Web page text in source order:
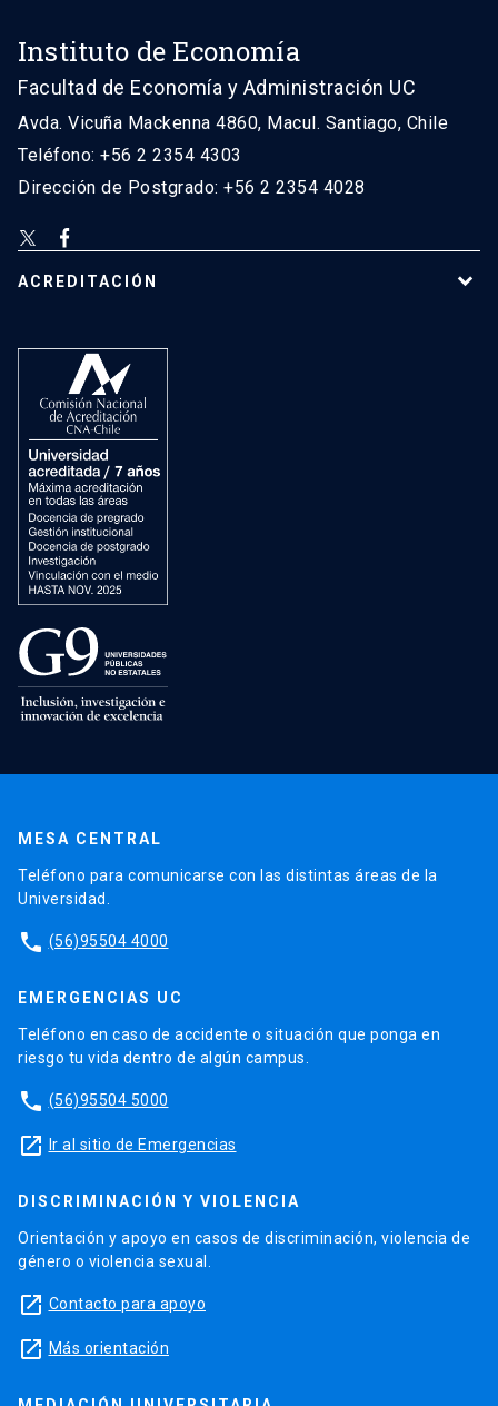
Instituto de Economía
Facultad de Economía y Administración UC
Avda. Vicuña Mackenna 4860, Macul. Santiago, Chile
Teléfono: +56 2 2354 4303
Dirección de Postgrado: +56 2 2354 4028
ACREDITACIÓN
MESA CENTRAL
Teléfono para comunicarse con las distintas áreas de la
Universidad.
phone (56)95504 4000
EMERGENCIAS UC
Teléfono en caso de accidente o situación que ponga en
riesgo tu vida dentro de algún campus.
phone (56)95504 5000
launch Ir al sitio de Emergencias
DISCRIMINACIÓN Y VIOLENCIA
Orientación y apoyo en casos de discriminación, violencia de
género o violencia sexual.
launch Contacto para apoyo
launch Más orientación